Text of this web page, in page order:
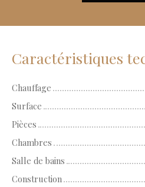
Caractéristiques
Chauffage
Surface
Pièces
Chambres
Salle de bains
Construction